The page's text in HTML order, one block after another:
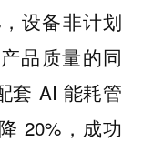
设备非计划
品质量的同
套 AI 能耗管
20%，成功